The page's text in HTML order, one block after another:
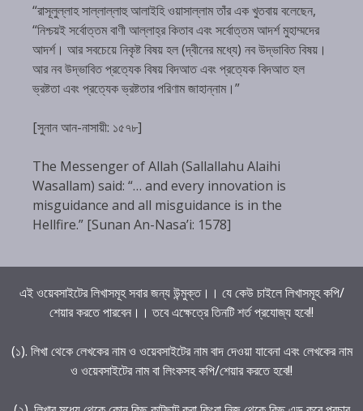
“রাসূলুল্লাহ সাল্লাল্লাহু আলাইহি ওয়াসাল্লাম তাঁর এক খুতবায় বলেছেন,
“নিশ্চয়ই সর্বোত্তম বাণী আল্লাহ্‌র কিতাব এবং সর্বোত্তম আদর্শ মুহাম্মদের
আদর্শ। আর সবচেয়ে নিকৃষ্ট বিষয় হল (দ্বীনের মধ্যে) নব উদ্ভাবিত বিষয়।
আর নব উদ্ভাবিত প্রত্যেক বিষয় বিদআত এবং প্রত্যেক বিদআত হল
ভ্রষ্টতা এবং প্রত্যেক ভ্রষ্টতার পরিণাম জাহান্নাম।”
[সুনান আন-নাসায়ী: ১৫৭৮]
The Messenger of Allah (Sallallahu Alaihi
Wasallam) said: “… and every innovation is
misguidance and all misguidance is in the
Hellfire.” [Sunan An-Nasa’i: 1578]
এই ওয়েবসাইটের লিখাসমূহ সবার জন্য উন্মুক্ত।। যে কেউ চাইলে লিখাসমূহ কপি/
শেয়ার করতে পারবেন।। তবে এক্ষেত্রে তিনটি শর্ত প্রযোজ্য হবে!!
(১). লিখা থেকে লেখকের নাম ও ওয়েবসাইটের নাম বাদ দেওয়া যাবেনা এবং লেখকের নাম
ও ওয়েবসাইটের নাম বা লিংকসহ কপি/শেয়ার করতে হবে!!